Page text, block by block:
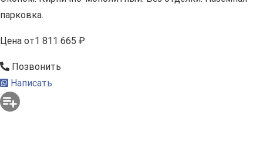
парковка.
Цена от1 811 665 ₽
Позвонить
Написать